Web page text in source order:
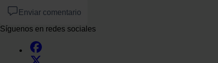
Enviar comentario
Síguenos en redes sociales